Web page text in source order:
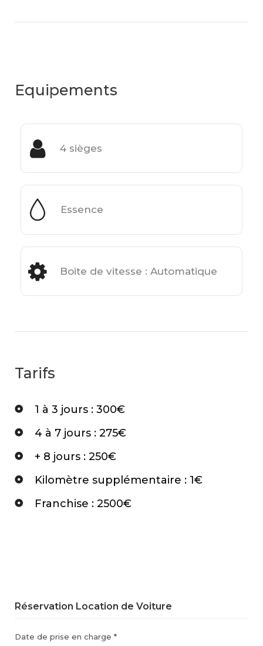
Equipements
4 sièges
Essence
Boite de vitesse : Automatique
Tarifs
1 à 3 jours : 300€
4 à 7 jours : 275€
+ 8 jours : 250€
Kilomètre supplémentaire : 1€
Franchise : 2500€
Réservation Location de Voiture
Date de prise en charge *